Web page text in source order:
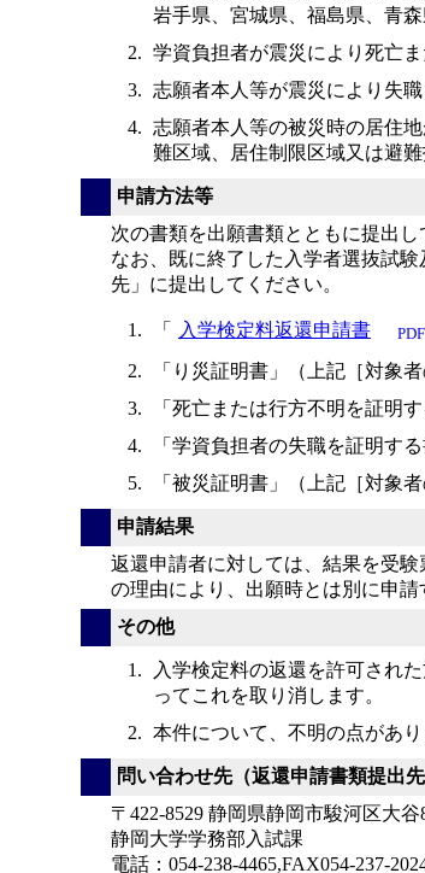
岩手県、宮城県、福島県、青
学資負担者が震災により死亡
志願者本人等が震災により失
志願者本人等の被災時の居住
難区域、居住制限区域又は避
申請方法等
次の書類を出願書類とともに提出し
なお、既に終了した入学者選抜試
先」に提出してください。
「 入学検定料返還申請書 PDF
「り災証明書」（上記［対象
「死亡または行方不明を証明
「学資負担者の失職を証明す
「被災証明書」（上記［対象
申請結果
返還申請者に対しては、結果を受
の理由により、出願時とは別に申
その他
入学検定料の返還を許可され
ってこれを取り消します。
本件について、不明の点があ
問い合わせ先（返還申請書類提出先
〒422-8529 静岡県静岡市駿河区大谷
静岡大学学務部入試課
電話：054-238-4465,FAX054-237-